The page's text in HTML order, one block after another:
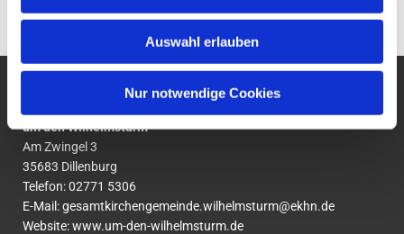
Auswahl erlauben
Nur notwendige Cookies
um den Wilhelmsturm
Am Zwingel 3
35683 Dillenburg
Telefon:02771 5306
E-Mail:gesamtkirchengemeinde.wilhelmsturm@ekhn.de
Website: www.um-den-wilhelmsturm.de